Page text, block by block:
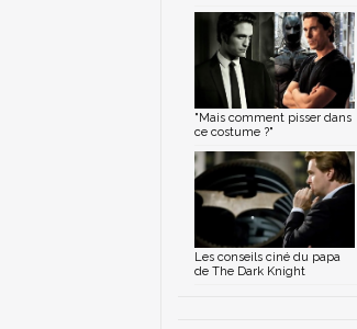
"Mais comment pisser dans
ce costume ?"
Les conseils ciné du papa
de The Dark Knight